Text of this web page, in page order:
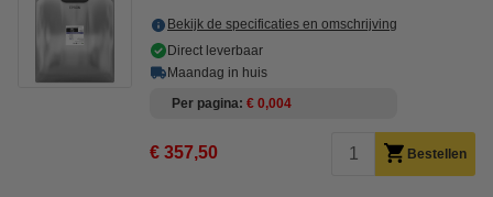
Bekijk de specificaties en omschrijving
Direct leverbaar
Maandag in huis
Per pagina € 0,004
€ 357,50 Bestellen